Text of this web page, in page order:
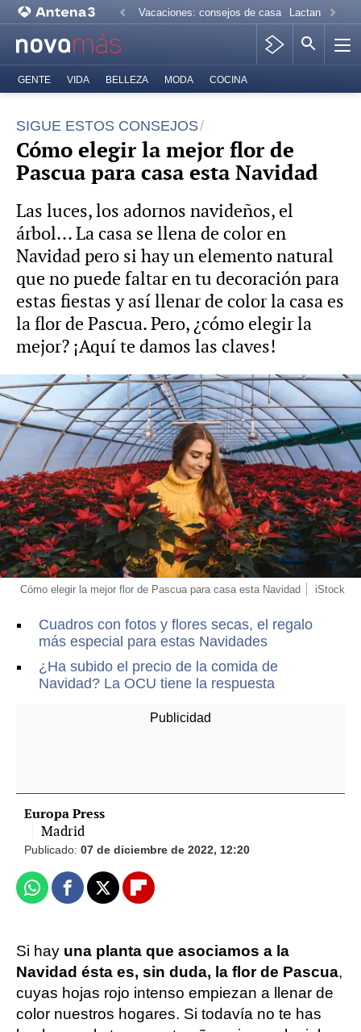
Vacaciones: consejos de casa Lactancia
GENTE VIDA BELLEZA MODA COCINA
SIGUE ESTOS CONSEJOS
Cómo elegir la mejor flor de
Pascua para casa esta Navidad
Las luces, los adornos navideños, el
árbol... La casa se llena de color en
Navidad pero si hay un elemento natural
que no puede faltar en tu decoración para
estas fiestas y así llenar de color la casa es
la flor de Pascua. Pero, ¿cómo elegir la
mejor? ¡Aquí te damos las claves!
Cómo elegir la mejor flor de Pascua para casa esta Navidad iStock
Cuadros con fotos y flores secas, el regalo
más especial para estas Navidades
¿Ha subido el precio de la comida de
Navidad? La OCU tiene la respuesta
Europa Press
Madrid
Publicado: 07 de diciembre de 2022, 12:20
WhatsappFacebook
X Flipboard
Si hay una planta que asociamos a la
Navidad ésta es, sin duda, la flor de Pascua,
cuyas hojas rojo intenso empiezan a llenar de
color nuestros hogares. Si todavía no te has